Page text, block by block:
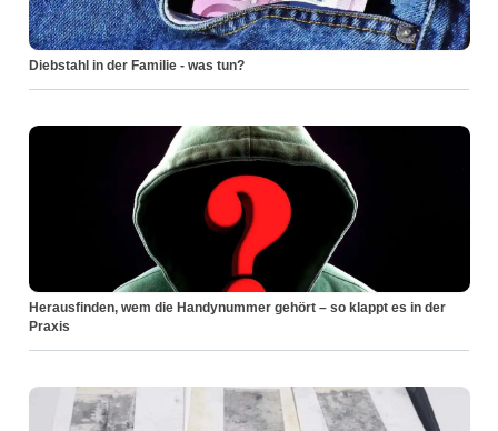
Diebstahl in der Familie - was tun?
Herausfinden, wem die Handynummer gehört – so klappt es in der
Praxis